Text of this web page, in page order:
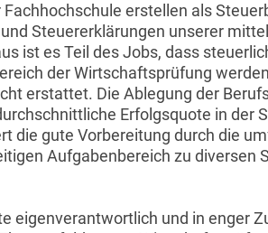
erstellen als
Steuererklärungen unserer
ist es Teil des Jobs, dass
der Wirtschaftsprüfung
erstattet. Die Ablegung der
Erfolgsquote in der
die gute Vorbereitung durch die
Aufgabenbereich zu diversen
eigenverantwortlich und in enger